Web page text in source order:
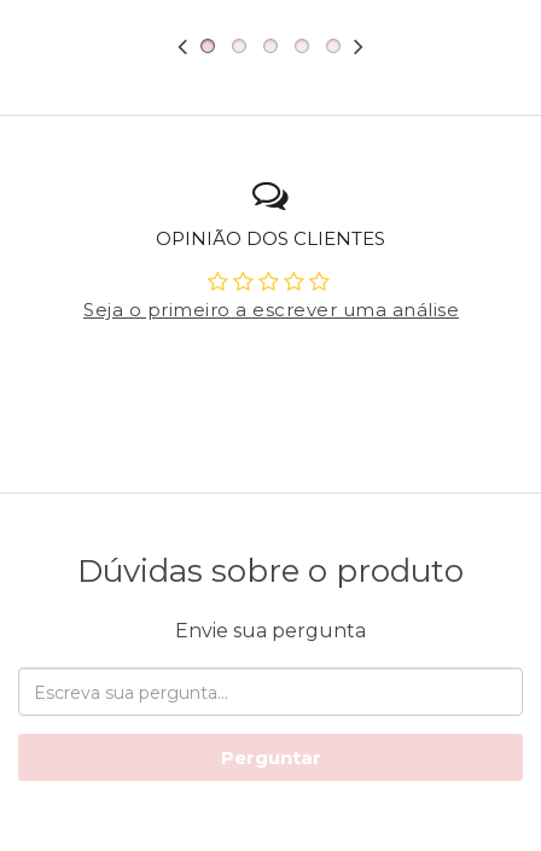
OPINIÃO DOS CLIENTES
Seja o primeiro a escrever uma análise
Dúvidas sobre o produto
Envie sua pergunta
Perguntar